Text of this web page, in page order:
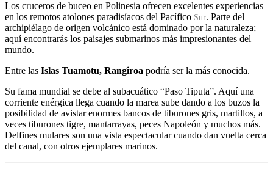
Los cruceros de buceo en Polinesia ofrecen excelentes experiencias
en los remotos atolones paradisíacos del Pacífico Sur. Parte del
archipiélago de origen volcánico está dominado por la naturaleza;
aquí encontrarás los paisajes submarinos más impresionantes del
mundo.
Entre las Islas Tuamotu, Rangiroa podría ser la más conocida.
Su fama mundial se debe al subacuático “Paso Tiputa”. Aquí una
corriente enérgica llega cuando la marea sube dando a los buzos la
posibilidad de avistar enormes bancos de tiburones gris, martillos, a
veces tiburones tigre, mantarrayas, peces Napoleón y muchos más.
Delfines mulares son una vista espectacular cuando dan vuelta cerca
del canal, con otros ejemplares marinos.